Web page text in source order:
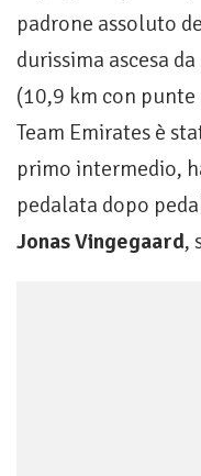
padrone assoluto
durissima ascesa da
(10,9 km con
Team Emirates è
primo intermedio,
pedalata dopo
Jonas Vingegaard,